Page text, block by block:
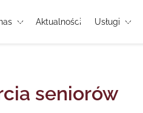
Aktualności Usługi
seniorów